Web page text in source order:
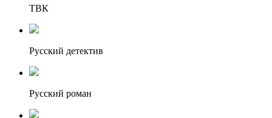
ТВК
Русский детектив
Русский роман